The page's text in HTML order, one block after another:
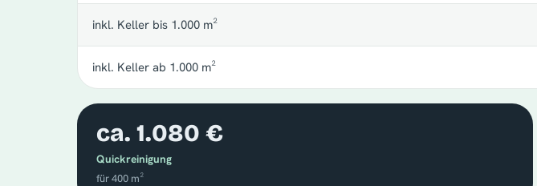
inkl. Keller bis 1.000 m²
inkl. Keller ab 1.000 m²
ca. 1.080 €
Quickreinigung
für 400 m²